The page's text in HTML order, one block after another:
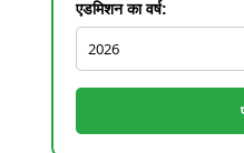
एडमिशन का वर्ष: